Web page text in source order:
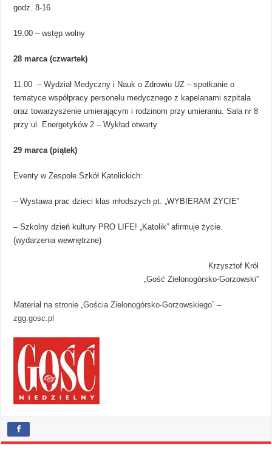
godz. 8-16
19.00 – wstęp wolny
28 marca (czwartek)
11.00 – Wydział Medyczny i Nauk o Zdrowiu UZ – spotkanie o
tematyce współpracy personelu medycznego z kapelanami szpitala
oraz towarzyszenie umierającym i rodzinom przy umieraniu. Sala nr 8
przy ul. Energetyków 2 – Wykład otwarty
29 marca (piątek)
Eventy w Zespole Szkół Katolickich:
– Wystawa prac dzieci klas młodszych pt. „WYBIERAM ŻYCIE”
– Szkolny dzień kultury PRO LIFE! „Katolik” afirmuje życie.
(wydarzenia wewnętrzne)
Krzysztof Król
„Gość Zielonogórsko-Gorzowski”
Materiał na stronie „Gościa Zielonogórsko-Gorzowskiego” –
zgg.gosc.pl